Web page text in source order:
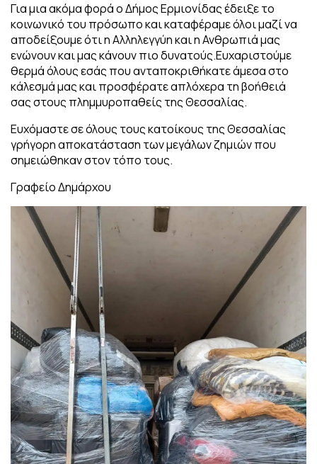
Για μια ακόμα φορά ο Δήμος Ερμιονίδας έδειξε το
κοινωνικό του πρόσωπο και καταφέραμε όλοι μαζί να
αποδείξουμε ότι η Αλληλεγγύη και η Ανθρωπιά μας
ενώνουν και μας κάνουν πιο δυνατούς.Ευχαριστούμε
θερμά όλους εσάς που ανταποκριθήκατε άμεσα στο
κάλεσμά μας και προσφέρατε απλόχερα τη βοήθειά
σας στους πλημμυροπαθείς της Θεσσαλίας.
Ευχόμαστε σε όλους τους κατοίκους της Θεσσαλίας
γρήγορη αποκατάσταση των μεγάλων ζημιών που
σημειώθηκαν στον τόπο τους.
Γραφείο Δημάρχου